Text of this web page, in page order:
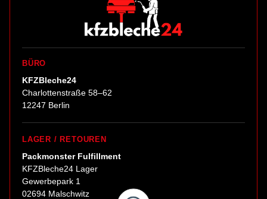
BÜRO
KFZBleche24
Charlottenstraße 58–62
12247 Berlin
LAGER / RETOUREN
Packmonster Fulfillment
KFZBleche24 Lager
Gewerbepark 1
02694 Malschwitz